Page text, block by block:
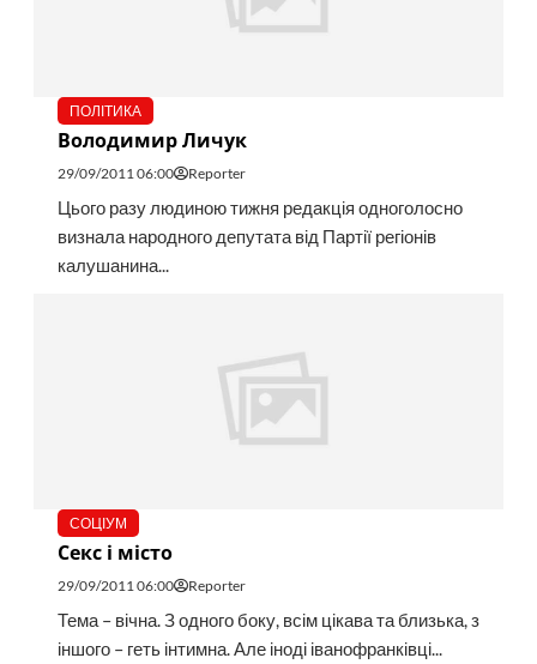
ПОЛІТИКА
Володимир Личук
29/09/2011 06:00 Reporter
Цього разу людиною тижня редакція одноголосно
визнала народного депутата від Партії регіонів
калушанина...
СОЦІУМ
Секс і місто
29/09/2011 06:00 Reporter
Тема – вічна. З одного боку, всім цікава та близька, з
іншого – геть інтимна. Але іноді іванофранківці...